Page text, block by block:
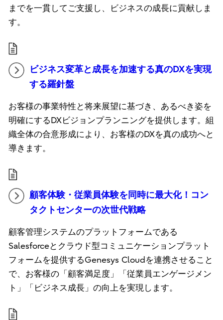
までを一貫してご支援し、ビジネスの成長に貢献しま
す。
ビジネス変革と成長を加速する真のDXを実現
する羅針盤
お客様の事業特性と将来展望に基づき、あるべき姿を
明確にするDXビジョンプランニングを提供します。組
織全体の合意形成により、お客様のDXを真の成功へと
導きます。
顧客体験・従業員体験を同時に最大化！コン
タクトセンターの次世代戦略
顧客管理システムのプラットフォームである
Salesforceとクラウド型コミュニケーションプラット
フォームを提供するGenesys Cloudを連携させること
で、お客様の「顧客満足度」「従業員エンゲージメン
ト」「ビジネス成長」の向上を実現します。